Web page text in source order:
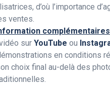
d’où l’importance
ventes.
sur YouTube ou
en conditions
choix final au-delà des